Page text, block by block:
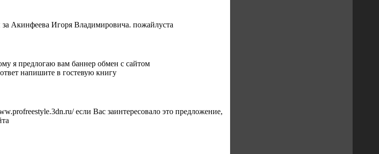
за Акинфеева Игоря Владимировича. пожайлуста
я предлогаю вам баннер обмен с сайтом
напишите в гостевую книгу
если Вас заинтересовало это предложение,